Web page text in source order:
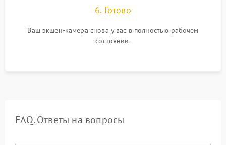
6. Готово
Ваш экшен-камера снова у вас в полностью рабочем
состоянии.
FAQ. Ответы на вопросы